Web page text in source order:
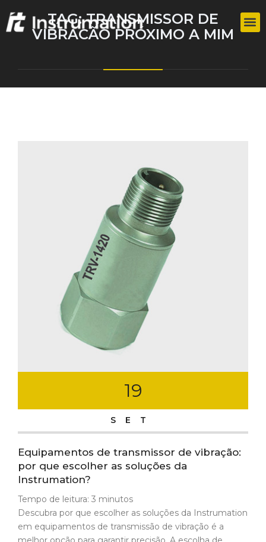
TAG:TRANSMISSOR DE
VIBRACÃO PRÓXIMO A MIM
19
SET
Equipamentos de transmissor de vibração:
por que escolher as soluções da
Instrumation?
Tempo de leitura: 3 minutos
Descubra por que escolher as soluções da Instrumation
em equipamentos de transmissão de vibração é a